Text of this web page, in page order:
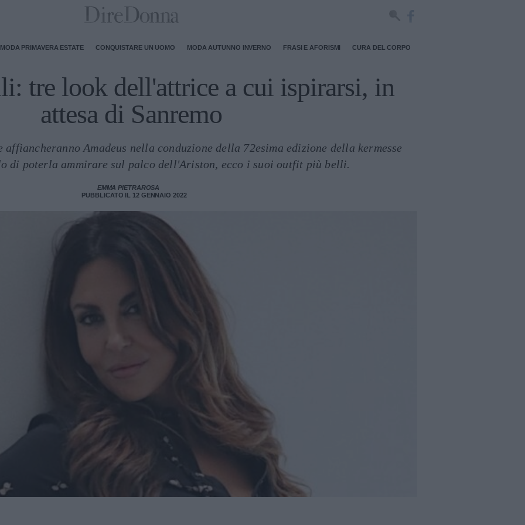
MODA PRIMAVERA ESTATE CONQUISTARE UN UOMO MODA AUTUNNO INVERNO FRASI E AFORISMI CURA DEL CORPO
tre look dell'attrice a cui ispirarsi, in
attesa di Sanremo
affiancheranno Amadeus nella conduzione della 72esima edizione della kermesse
di poterla ammirare sul palco dell'Ariston, ecco i suoi outfit più belli.
EMMA PIETRAROSA
PUBBLICATO IL 12 GENNAIO 2022